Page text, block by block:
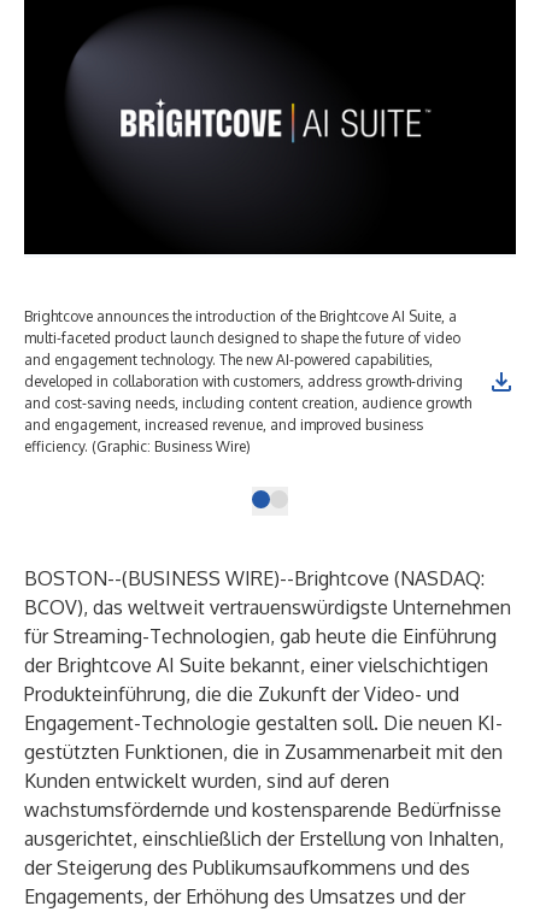
Brightcove announces the introduction of the Brightcove AI Suite, a
multi-faceted product launch designed to shape the future of video
and engagement technology. The new AI-powered capabilities,
developed in collaboration with customers, address growth-driving
and cost-saving needs, including content creation, audience growth
and engagement, increased revenue, and improved business
efficiency. (Graphic: Business Wire)
BOSTON--(BUSINESS WIRE)--Brightcove (NASDAQ:
BCOV), das weltweit vertrauenswürdigste Unternehmen
für Streaming-Technologien, gab heute die Einführung
der Brightcove AI Suite bekannt, einer vielschichtigen
Produkteinführung, die die Zukunft der Video- und
Engagement-Technologie gestalten soll. Die neuen KI-
gestützten Funktionen, die in Zusammenarbeit mit den
Kunden entwickelt wurden, sind auf deren
wachstumsfördernde und kostensparende Bedürfnisse
ausgerichtet, einschließlich der Erstellung von Inhalten,
der Steigerung des Publikumsaufkommens und des
Engagements, der Erhöhung des Umsatzes und der